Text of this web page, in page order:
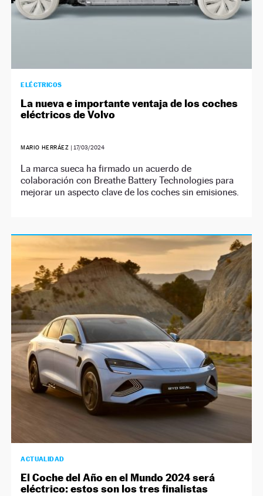
ELÉCTRICOS
La nueva e importante ventaja de los coches
eléctricos de Volvo
MARIO HERRÁEZ | 17/03/2024
La marca sueca ha firmado un acuerdo de
colaboración con Breathe Battery Technologies para
mejorar un aspecto clave de los coches sin emisiones.
ACTUALIDAD
El Coche del Año en el Mundo 2024 será
eléctrico: estos son los tres finalistas